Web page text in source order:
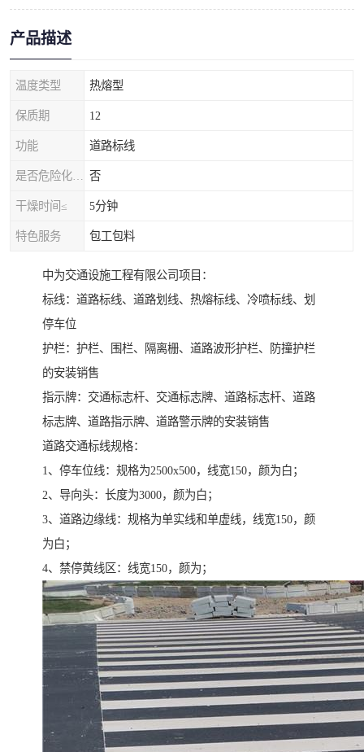
产品描述
温度类型 热熔型
保质期 12
功能 道路标线
否
干燥时间≤ 5分钟
特色服务 包工包料
中为交通设施工程有限公司项目：
标线：道路标线、道路划线、热熔标线、冷喷标线、划
停车位
护栏：护栏、围栏、隔离栅、道路波形护栏、防撞护栏
的安装销售
指示牌：交通标志杆、交通标志牌、道路标志杆、道路
标志牌、道路指示牌、道路警示牌的安装销售
道路交通标线规格：
1、停车位线：规格为2500x500，线宽150，颜为白；
2、导向头：长度为3000，颜为白；
3、道路边缘线：规格为单实线和单虚线，线宽150，颜
为白；
4、禁停黄线区：线宽150，颜为；